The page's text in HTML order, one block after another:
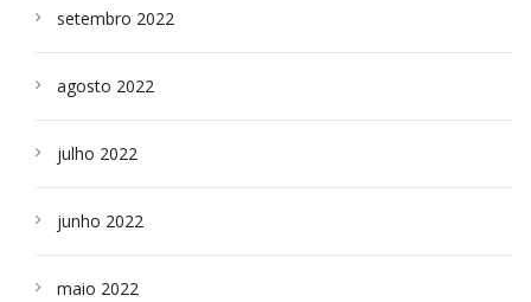
setembro 2022
agosto 2022
julho 2022
junho 2022
maio 2022